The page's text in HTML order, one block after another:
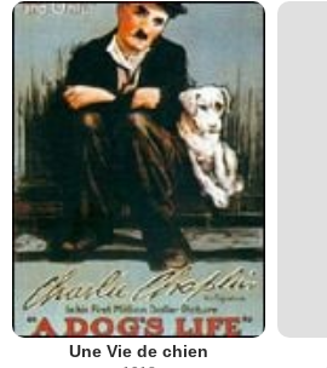
Une Vie de chien